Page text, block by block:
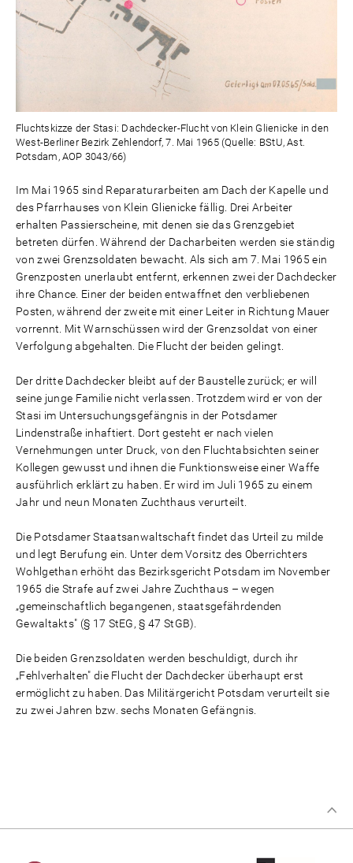
Fluchtskizze der Stasi: Dachdecker-Flucht von Klein Glienicke in den
West-Berliner Bezirk Zehlendorf, 7. Mai 1965 (Quelle: BStU, Ast.
Potsdam, AOP 3043/66)
Im Mai 1965 sind Reparaturarbeiten am Dach der Kapelle und
des Pfarrhauses von Klein Glienicke fällig. Drei Arbeiter
erhalten Passierscheine, mit denen sie das Grenzgebiet
betreten dürfen. Während der Dacharbeiten werden sie ständig
von zwei Grenzsoldaten bewacht. Als sich am 7. Mai 1965 ein
Grenzposten unerlaubt entfernt, erkennen zwei der Dachdecker
ihre Chance. Einer der beiden entwaffnet den verbliebenen
Posten, während der zweite mit einer Leiter in Richtung Mauer
vorrennt. Mit Warnschüssen wird der Grenzsoldat von einer
Verfolgung abgehalten. Die Flucht der beiden gelingt.
Der dritte Dachdecker bleibt auf der Baustelle zurück; er will
seine junge Familie nicht verlassen. Trotzdem wird er von der
Stasi im Untersuchungsgefängnis in der Potsdamer
Lindenstraße inhaftiert. Dort gesteht er nach vielen
Vernehmungen unter Druck, von den Fluchtabsichten seiner
Kollegen gewusst und ihnen die Funktionsweise einer Waffe
ausführlich erklärt zu haben. Er wird im Juli 1965 zu einem
Jahr und neun Monaten Zuchthaus verurteilt.
Die Potsdamer Staatsanwaltschaft findet das Urteil zu milde
und legt Berufung ein. Unter dem Vorsitz des Oberrichters
Wohlgethan erhöht das Bezirksgericht Potsdam im November
1965 die Strafe auf zwei Jahre Zuchthaus – wegen
„gemeinschaftlich begangenen, staatsgefährdenden
Gewaltakts" (§ 17 StEG, § 47 StGB).
Die beiden Grenzsoldaten werden beschuldigt, durch ihr
„Fehlverhalten" die Flucht der Dachdecker überhaupt erst
ermöglicht zu haben. Das Militärgericht Potsdam verurteilt sie
zu zwei Jahren bzw. sechs Monaten Gefängnis.